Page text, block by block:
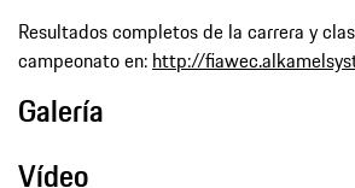
Resultados completos de la carrera y
campeonato en: http://
Galería
Vídeo